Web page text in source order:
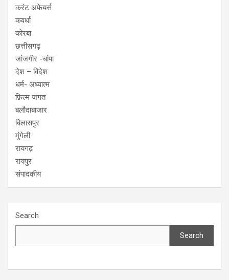
करंट अफेयर्स
कवर्धा
कोरबा
छत्तीसगढ़
जांजगीर -चांपा
देश – विदेश
धर्म- अध्यात्म
फ़िल्म जगत
बलौदाबाजार
बिलासपुर
मुंगेली
रायगढ़
रायपुर
संपादकीय
Search
Search